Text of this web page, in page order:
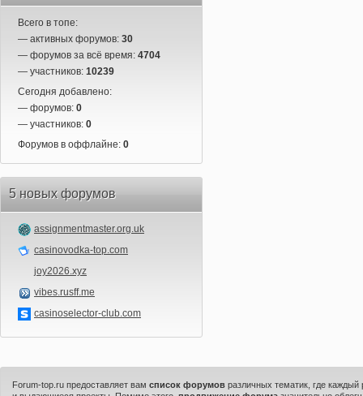
Всего в топе:
— активных форумов: 30
— форумов за всё время: 4704
— участников: 10239
Сегодня добавлено:
— форумов: 0
— участников: 0
Форумов в оффлайне: 0
5 новых форумов
assignmentmaster.org.uk
casinovodka-top.com
joy2026.xyz
vibes.rusff.me
casinoselector-club.com
Forum-top.ru предоставляет вамсписок форумов различных тематик, где